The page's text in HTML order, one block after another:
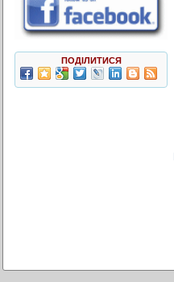
ПОДІЛИТИСЯ